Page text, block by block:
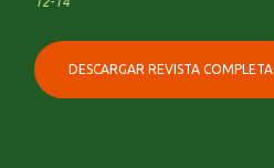
DESCARGAR REVISTA COMPLETA